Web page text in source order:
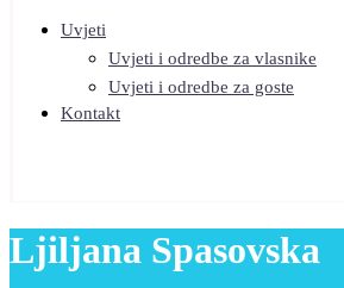
Uvjeti
Uvjeti i odredbe za vlasnike
Uvjeti i odredbe za goste
Kontakt
Ljiljana Spasovska